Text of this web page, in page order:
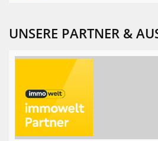
UNSERE PARTNER &